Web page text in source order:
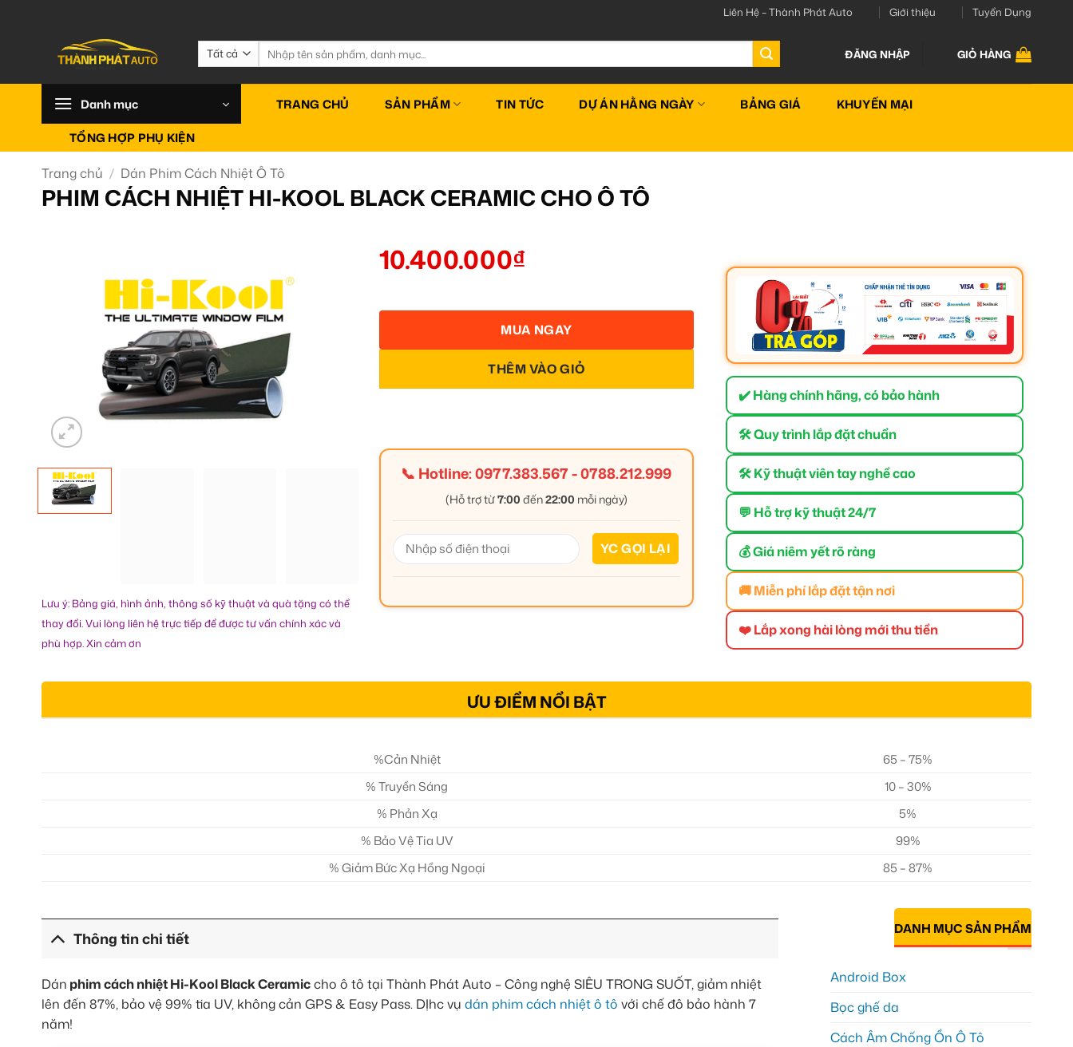
Liên Hệ – Thành Phát Auto Giới thiệu Tuyển Dụng
Tìm
kiếm:
ĐĂNG NHẬP GIỎ HÀNG
Danh mục TRANG CHỦ SẢN PHẨM TIN TỨC DỰ ÁN HẰNG NGÀY BẢNG GIÁ KHUYẾN MẠI
TỔNG HỢP PHỤ KIỆN
Trang chủ / Dán Phim Cách Nhiệt Ô Tô
PHIM CÁCH NHIỆT HI-KOOL BLACK CERAMIC CHO Ô TÔ
Lưu ý: Bảng giá, hình ảnh, thông số kỹ thuật và quà tặng có thể
thay đổi. Vui lòng liên hệ trực tiếp để được tư vấn chính xác và
phù hợp. Xin cảm ơn
10.400.000₫
THÊM VÀO GIỎ
MUA NGAY
📞 Hotline:0977.383.567-0788.212.999
(Hỗ trợ từ7:00 đến22:00 mỗi ngày)
✔️ Hàng chính hãng, có bảo hành
🛠 Quy trình lắp đặt chuẩn
🛠 Kỹ thuật viên tay nghề cao
💬 Hỗ trợ kỹ thuật 24/7
💰 Giá niêm yết rõ ràng
🚚 Miễn phí lắp đặt tận nơi
❤️ Lắp xong hài lòng mới thu tiền
ƯU ĐIỂM NỔI BẬT
%Cản Nhiệt
65 – 75%
% Truyền Sáng
10 – 30%
% Phản Xạ
5%
% Bảo Vệ Tia UV
99%
% Giảm Bức Xạ Hồng Ngoại
85 – 87%
Thông tin chi tiết
Dán phim cách nhiệt Hi-Kool Black Ceramiccho ô tô tại Thành Phát Auto – Công nghệ SIÊU TRONG SUỐT, giảm nhiệt
lên đến 87%, bảo vệ 99% tia UV, không cản GPS & Easy Pass. DỊhc vụ dán phim cách nhiệt ô tô với chế đô bảo hành 7
năm!
DANH MỤC SẢN PHẨM
Android Box
Bọc ghế da
Cách Âm Chống Ồn Ô Tô